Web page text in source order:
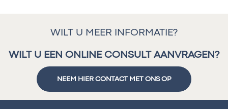
WILT U MEER INFORMATIE?
WILT U EEN ONLINE CONSULT AANVRAGEN?
NEEM HIER CONTACT MET ONS OP